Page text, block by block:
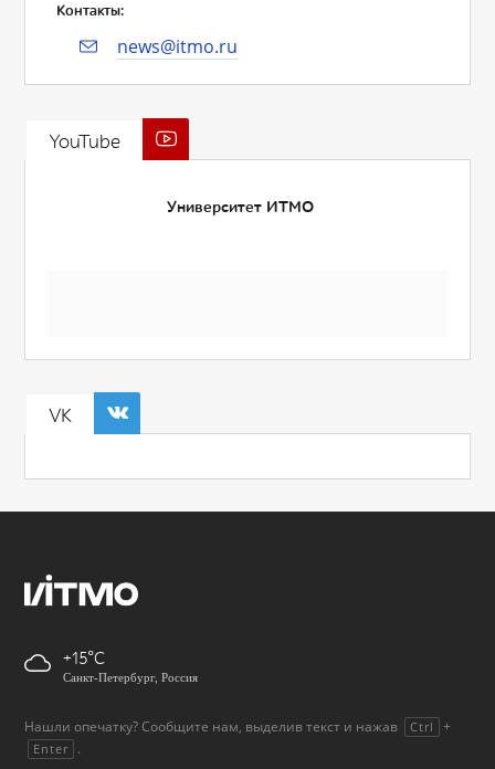
Контакты:
news@itmo.ru
YouTube
Университет ИТМО
VK
+15
Санкт-Петербург, Россия
Нашли опечатку? Сообщите нам, выделив текст и нажав Ctrl +
Enter .